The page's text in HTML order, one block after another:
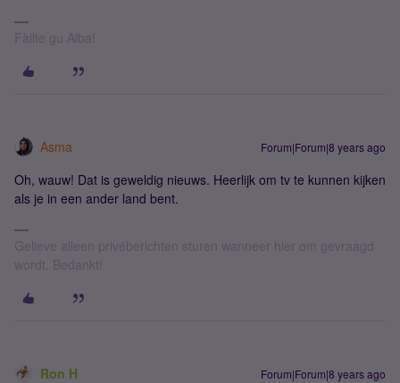
Fàilte gu Alba!
Asma Forum|Forum|8 years ago
Oh, wauw! Dat is geweldig nieuws. Heerlijk om tv te kunnen kijken
als je in een ander land bent.
Gelieve alleen privéberichten sturen wanneer hier om gevraagd
wordt. Bedankt!
Ron H Forum|Forum|8 years ago